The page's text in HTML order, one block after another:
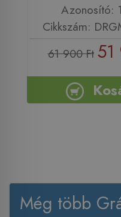
Azonosító:
Cikkszám:
61 900 Ft 51
Még több